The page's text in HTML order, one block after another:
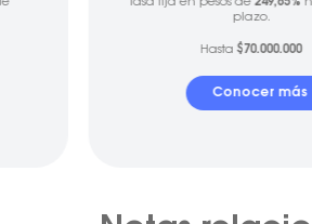
Tasa fija en pesos de 249,85%
plazo.
Hasta$70.000.000
Conocer más